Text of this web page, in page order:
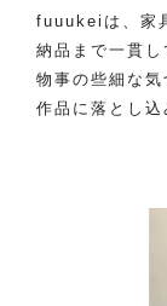
fuuukeiは、家
納品まで一貫し
物事の些細な気
作品に落とし込